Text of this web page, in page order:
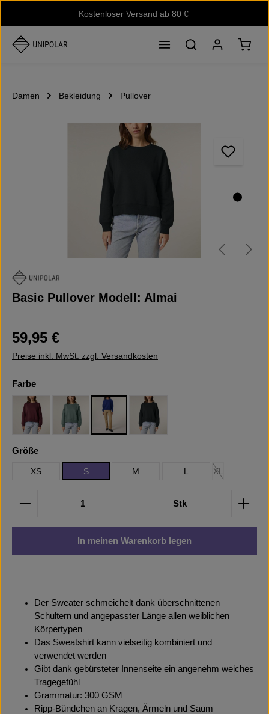
Zum Hauptinhalt springenKostenloser Versand ab 80 €
Damen Bekleidung Pullover
Basic Pullover Modell: Almai
Regulärer Preis:
59,95 €
Preise inkl. MwSt. zzgl. Versandkosten
Farbeauswählen
Burgundy Green Bay Worker BlueBlack
Größeauswählen
XS S M L XL
(Diese Option
Produkt Anzahl: Gib den gewünschten Wert ein
Stk
In meinen Warenkorb legen
Der Sweater schmeichelt dank überschnittenen
Schultern und angepasster Länge allen weiblichen
Körpertypen
Das Sweatshirt kann vielseitig kombiniert und
verwendet werden
Gibt dank gebürsteter Innenseite ein angenehm weiches
Tragegefühl
Grammatur: 300 GSM
Ripp-Bündchen an Kragen, Ärmeln und Saum